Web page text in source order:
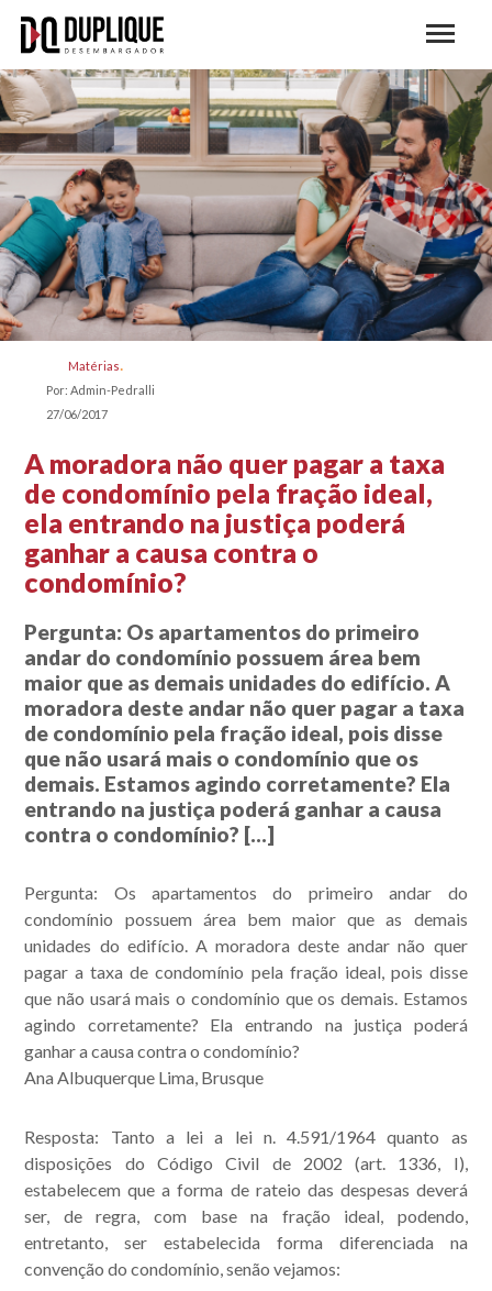
publicações.
Matérias
Por: Admin-Pedralli
27/06/2017
A moradora não quer pagar a taxa
de condomínio pela fração ideal,
ela entrando na justiça poderá
ganhar a causa contra o
condomínio?
Pergunta: Os apartamentos do primeiro
andar do condomínio possuem área bem
maior que as demais unidades do edifício. A
moradora deste andar não quer pagar a taxa
de condomínio pela fração ideal, pois disse
que não usará mais o condomínio que os
demais. Estamos agindo corretamente? Ela
entrando na justiça poderá ganhar a causa
contra o condomínio? […]
Pergunta: Os apartamentos do primeiro andar do
condomínio possuem área bem maior que as demais
unidades do edifício. A moradora deste andar não quer
pagar a taxa de condomínio pela fração ideal, pois disse
que não usará mais o condomínio que os demais. Estamos
agindo corretamente? Ela entrando na justiça poderá
ganhar a causa contra o condomínio?
Ana Albuquerque Lima, Brusque
Resposta: Tanto a lei a lei n. 4.591/1964 quanto as
disposições do Código Civil de 2002 (art. 1336, I),
estabelecem que a forma de rateio das despesas deverá
ser, de regra, com base na fração ideal, podendo,
entretanto, ser estabelecida forma diferenciada na
convenção do condomínio, senão vejamos: